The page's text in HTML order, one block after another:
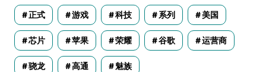
正式 游戏 科技 系列 美国
芯片 苹果 荣耀 谷歌 运营商
骁龙 高通 魅族